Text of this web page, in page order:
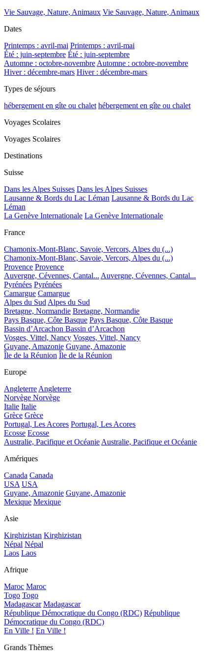
Vie Sauvage, Nature, Animaux Vie Sauvage, Nature, Animaux
Dates
Printemps : avril-mai Printemps : avril-mai
Été : juin-septembre Été : juin-septembre
Automne : octobre-novembre Automne : octobre-novembre
Hiver : décembre-mars Hiver : décembre-mars
Types de séjours
hébergement en gîte ou chalet hébergement en gîte ou chalet
Voyages Scolaires
Voyages Scolaires
Destinations
Suisse
Dans les Alpes Suisses Dans les Alpes Suisses
Lausanne & Bords du Lac Léman Lausanne & Bords du Lac
Léman
La Genève Internationale La Genève Internationale
France
Chamonix-Mont-Blanc, Savoie, Vercors, Alpes du (...)
Chamonix-Mont-Blanc, Savoie, Vercors, Alpes du (...)
Provence Provence
Auvergne, Cévennes, Cantal... Auvergne, Cévennes, Cantal...
Pyrénées Pyrénées
Camargue Camargue
Alpes du Sud Alpes du Sud
Bretagne, Normandie Bretagne, Normandie
Pays Basque, Côte Basque Pays Basque, Côte Basque
Bassin d’Arcachon Bassin d’Arcachon
Vosges, Vittel, Nancy Vosges, Vittel, Nancy
Guyane, Amazonie Guyane, Amazonie
Île de la Réunion Île de la Réunion
Europe
Angleterre Angleterre
Norvège Norvège
Italie Italie
Grèce Grèce
Portugal, Les Acores Portugal, Les Acores
Ecosse Ecosse
Australie, Pacifique et Océanie Australie, Pacifique et Océanie
Amériques
Canada Canada
USA USA
Guyane, Amazonie Guyane, Amazonie
Mexique Mexique
Asie
Kirghizistan Kirghizistan
Népal Népal
Laos Laos
Afrique
Maroc Maroc
Togo Togo
Madagascar Madagascar
République Démocratique du Congo (RDC) République
Démocratique du Congo (RDC)
En Ville ! En Ville !
Grands Thèmes